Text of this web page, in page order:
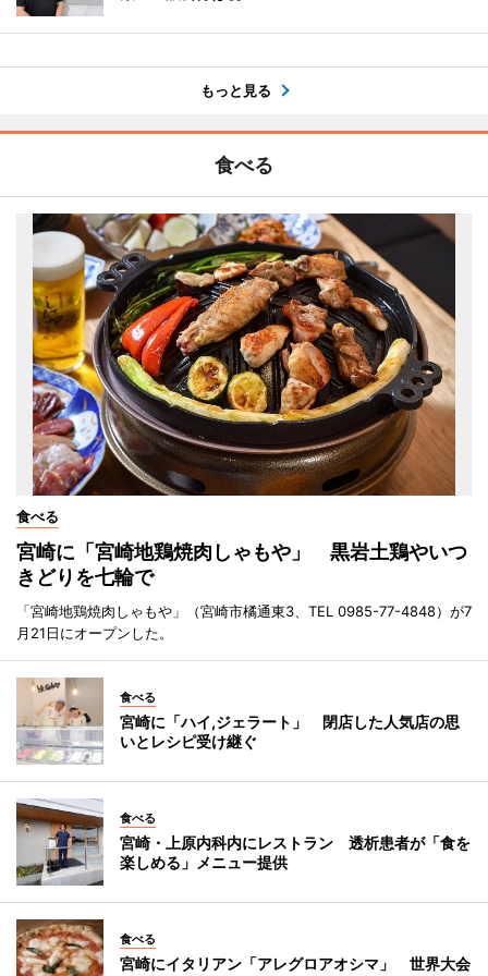
もっと見る
食べる
食べる
宮崎に「宮崎地鶏焼肉しゃもや」 黒岩土鶏やいつ
きどりを七輪で
「宮崎地鶏焼肉しゃもや」（宮崎市橘通東3、TEL 0985-77-4848）が7
月21日にオープンした。
食べる
宮崎に「ハイ,ジェラート」 閉店した人気店の思
いとレシピ受け継ぐ
食べる
宮崎・上原内科内にレストラン 透析患者が「食を
楽しめる」メニュー提供
食べる
宮崎にイタリアン「アレグロアオシマ」 世界大会